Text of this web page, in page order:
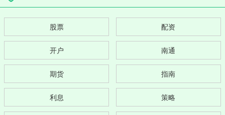
股票 配资
开户 南通
期货 指南
利息 策略